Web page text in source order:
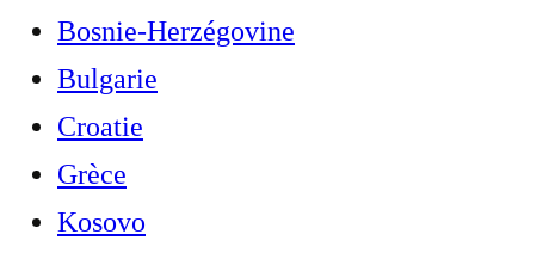
Bosnie-Herzégovine
Bulgarie
Croatie
Grèce
Kosovo